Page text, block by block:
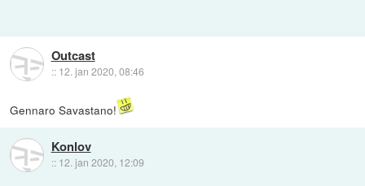
Outcast
:: 12. jan 2020, 08:46
Gennaro Savastano!
Konlov
:: 12. jan 2020, 12:09